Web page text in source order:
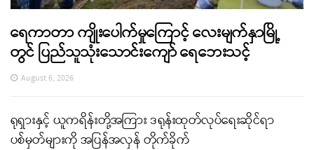
ရေကာတာ ကျိုးပေါက်မှုကြောင့် လေးမျက်နှာမြို့
တွင် ပြည်သူသုံးသောင်းကျော် ရေဘေးသင့်
August 6, 2026
ရုရှားနှင့် ယူကရိန်းတို့အကြား ဒရုန်းထုတ်လုပ်ရေးဆိုင်ရာ
ပစ်မှတ်များကို အပြန်အလှန် တိုက်ခိုက်